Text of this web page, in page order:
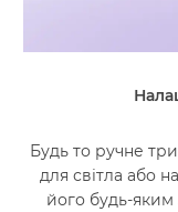
Будь то ручне
для світла або
його будь-